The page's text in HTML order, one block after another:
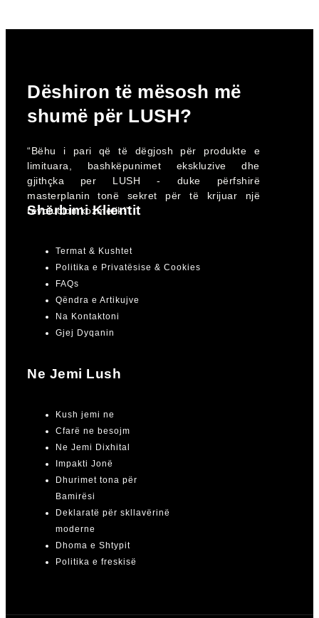
Dëshiron të mësosh më
shumë për LUSH?
“Bëhu i pari që të dëgjosh për produkte e
limituara, bashkëpunimet ekskluzive dhe
gjithçka per LUSH - duke përfshirë
masterplanin tonë sekret për të krijuar një
revolucion kozmetik!”
Shërbimi Klientit
Termat & Kushtet
Politika e Privatësise & Cookies
FAQs
Qëndra e Artikujve
Na Kontaktoni
Gjej Dyqanin
Ne Jemi Lush
Kush jemi ne
Cfarë ne besojm
Ne Jemi Dixhital
Impakti Jonë
Dhurimet tona për
Bamirësi
Deklaratë për skllavërinë
moderne
Dhoma e Shtypit
Politika e freskisë